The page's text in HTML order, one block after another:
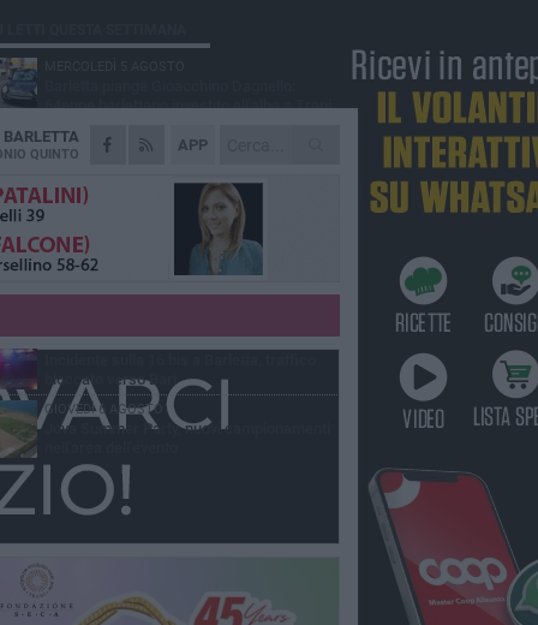
APP
BARLETTA
QUINTO
64enne barlettano investito all'alba a Trani
GIOVEDÌ 6 AGOSTO
Il ricordo di "Cecco", il benzinaio col
dalla pensione»
MERCOLEDÌ 5 AGOSTO
Jova Summer Party, giovedì mattina
sopralluogo nell'area dell'evento
DOMENICA 2 AGOSTO
Beni confiscati alla mafia. Nasce il servizio
VENERDÌ 7 AGOSTO
bloccato verso Bari
GIOVEDÌ 6 AGOSTO
Jova Summer Party, nuovi campionamenti